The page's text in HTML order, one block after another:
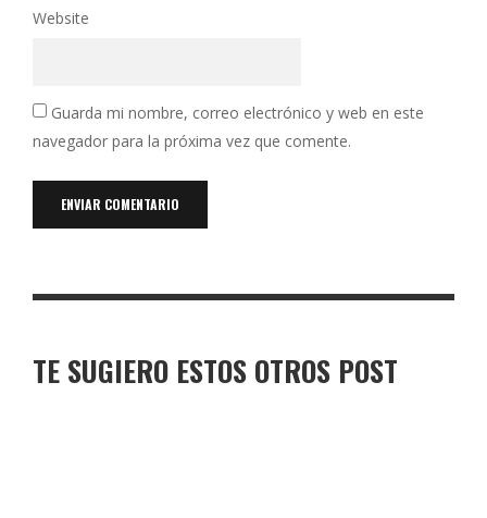
Website
Guarda mi nombre, correo electrónico y web en este
navegador para la próxima vez que comente.
TE SUGIERO ESTOS OTROS POST